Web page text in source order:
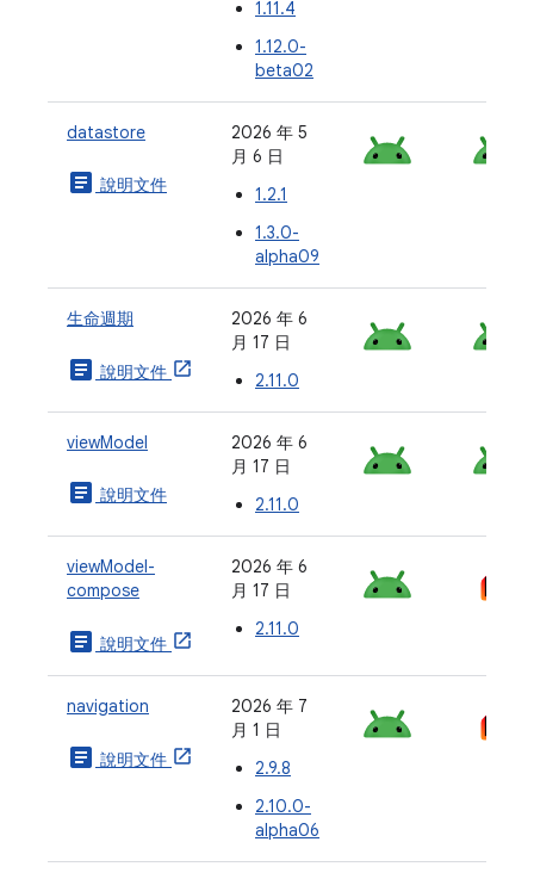
1.11.4
1.12.0-
beta02
datastore
article 說明文件
2026 年 5
月 6 日
1.2.1
1.3.0-
alpha09
生命週期
article 說明文件
2026 年 6
月 17 日
2.11.0
viewModel
article 說明文件
2026 年 6
月 17 日
2.11.0
viewModel-
compose
article 說明文件
2026 年 6
月 17 日
2.11.0
navigation
article 說明文件
2026 年 7
月 1 日
2.9.8
2.10.0-
alpha06